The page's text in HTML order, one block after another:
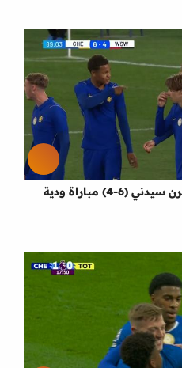
مباراة ودية